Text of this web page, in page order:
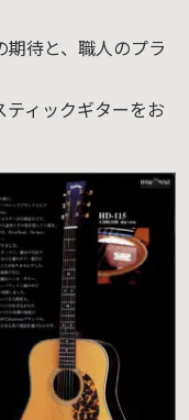
待と、職人のプラ
ィックギターをお